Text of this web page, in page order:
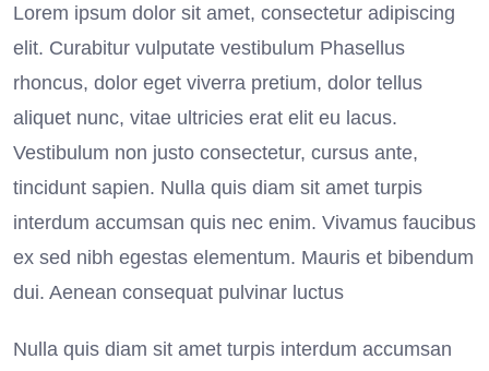
Lorem ipsum dolor sit amet, consectetur adipiscing
elit. Curabitur vulputate vestibulum Phasellus
rhoncus, dolor eget viverra pretium, dolor tellus
aliquet nunc, vitae ultricies erat elit eu lacus.
Vestibulum non justo consectetur, cursus ante,
tincidunt sapien. Nulla quis diam sit amet turpis
interdum accumsan quis nec enim. Vivamus faucibus
ex sed nibh egestas elementum. Mauris et bibendum
dui. Aenean consequat pulvinar luctus
Nulla quis diam sit amet turpis interdum accumsan